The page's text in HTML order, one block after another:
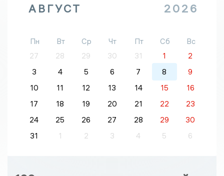
АВГУСТ 2026
Пн Вт Ср Чт Пт Сб
Вс
27
28 29 30 31 1
2
3
4 5 6 7 8
9
10
11 12 13 14 15
16
17
18 19 20 21 22
23
24
25 26 27 28 29
30
31
1 2 3 4 5 6